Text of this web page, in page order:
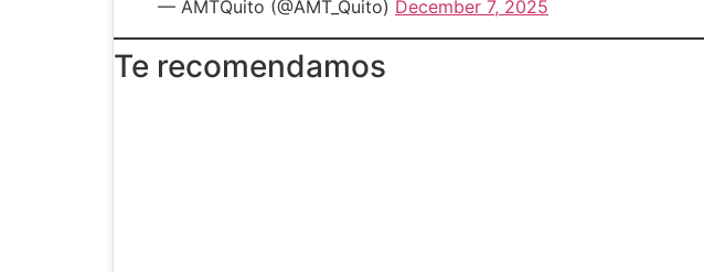
— AMTQuito (@AMT_Quito) December 7, 2025
Te recomendamos